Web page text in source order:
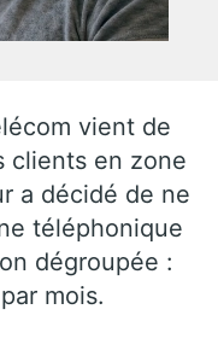
vient de
clients en zone
a décidé de ne
téléphonique
dégroupée :
mois.